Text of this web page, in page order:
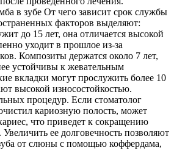
в зубе От чего зависит срок службы
факторов выделяют:
до 15 лет, она отличается высокой
уходит в прошлое из-за
Композиты держатся около 7 лет,
устойчивы к жевательным
вкладки могут прослужить более 10
высокой износостойкостью.
процедур. Если стоматолог
кариозную полость, может
что приведет к сокращению
ее долговечность позволяют
от слюны с помощью коффердама,